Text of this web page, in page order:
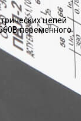
цепей
переменного